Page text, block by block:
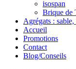
isospan
Brique de
Agrégats :
Accueil
Promotions
Contact
Blog/Conseils